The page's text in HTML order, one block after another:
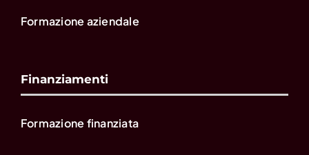
Formazione aziendale
Finanziamenti
Formazione finanziata